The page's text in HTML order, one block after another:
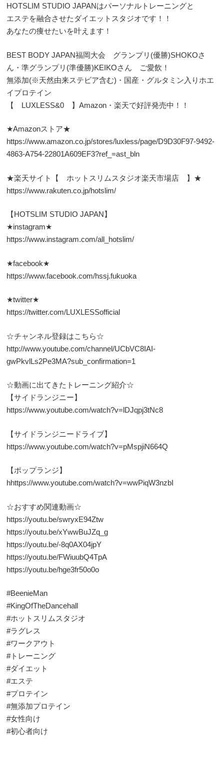
HOTSLIM STUDIO JAPANはパーソナルトレーニングと
エステを融合させたダイエットスタジオです！！
あなたの痩せたいを叶えます！
BEST BODY JAPAN福岡大会 グランプリ(優勝)SHOKOさ
ん・準グランプリ(準優勝)KEIKOさん ご愛飲！
無添加(※天然由来ステビア含む)・国産・グルタミン入りホエ
イプロテイン
【 LUXLESS&0 】Amazon・楽天で好評発売中！！
★Amazonストア★
https://www.amazon.co.jp/stores/luxless/page/D9D30F97-9492-
4863-A754-22801A609EF3?ref_=ast_bln
★楽天サイト【 ホットスリムスタジオ楽天市場店 】★
https://www.rakuten.co.jp/hotslim/
【HOTSLIM STUDIO JAPAN】
★instagram★
https://www.instagram.com/all_hotslim/
★facebook★
https://www.facebook.com/hssj.fukuoka
★twitter★
https://twitter.com/LUXLESSofficial
☆チャンネル登録はこちら☆
http://www.youtube.com/channel/UCbVC8IAI-
gwPkvlLs2Pe3MA?sub_confirmation=1
☆動画に出てきたトレーニング紹介☆
【サイドランジニー】
https://www.youtube.com/watch?v=lDJqpj3tNc8
【サイドランジニードライブ】
https://www.youtube.com/watch?v=pMspjiN664Q
【ポップランジ】
hhttps://www.youtube.com/watch?v=wwPiqW3nzbI
☆おすすめ関連動画☆
https://youtu.be/swryxE94Ztw
https://youtu.be/xYwwBuJZq_g
https://youtu.be/-8q0AX04jpY
https://youtu.be/FWiuubQ4TpA
https://youtu.be/hge3fr50o0o
#BeenieMan
#KingOfTheDancehall
#ホットスリムスタジオ
#ラグレス
#ワークアウト
#トレーニング
#ダイエット
#エステ
#プロテイン
#無添加プロテイン
#女性向け
#初心者向け